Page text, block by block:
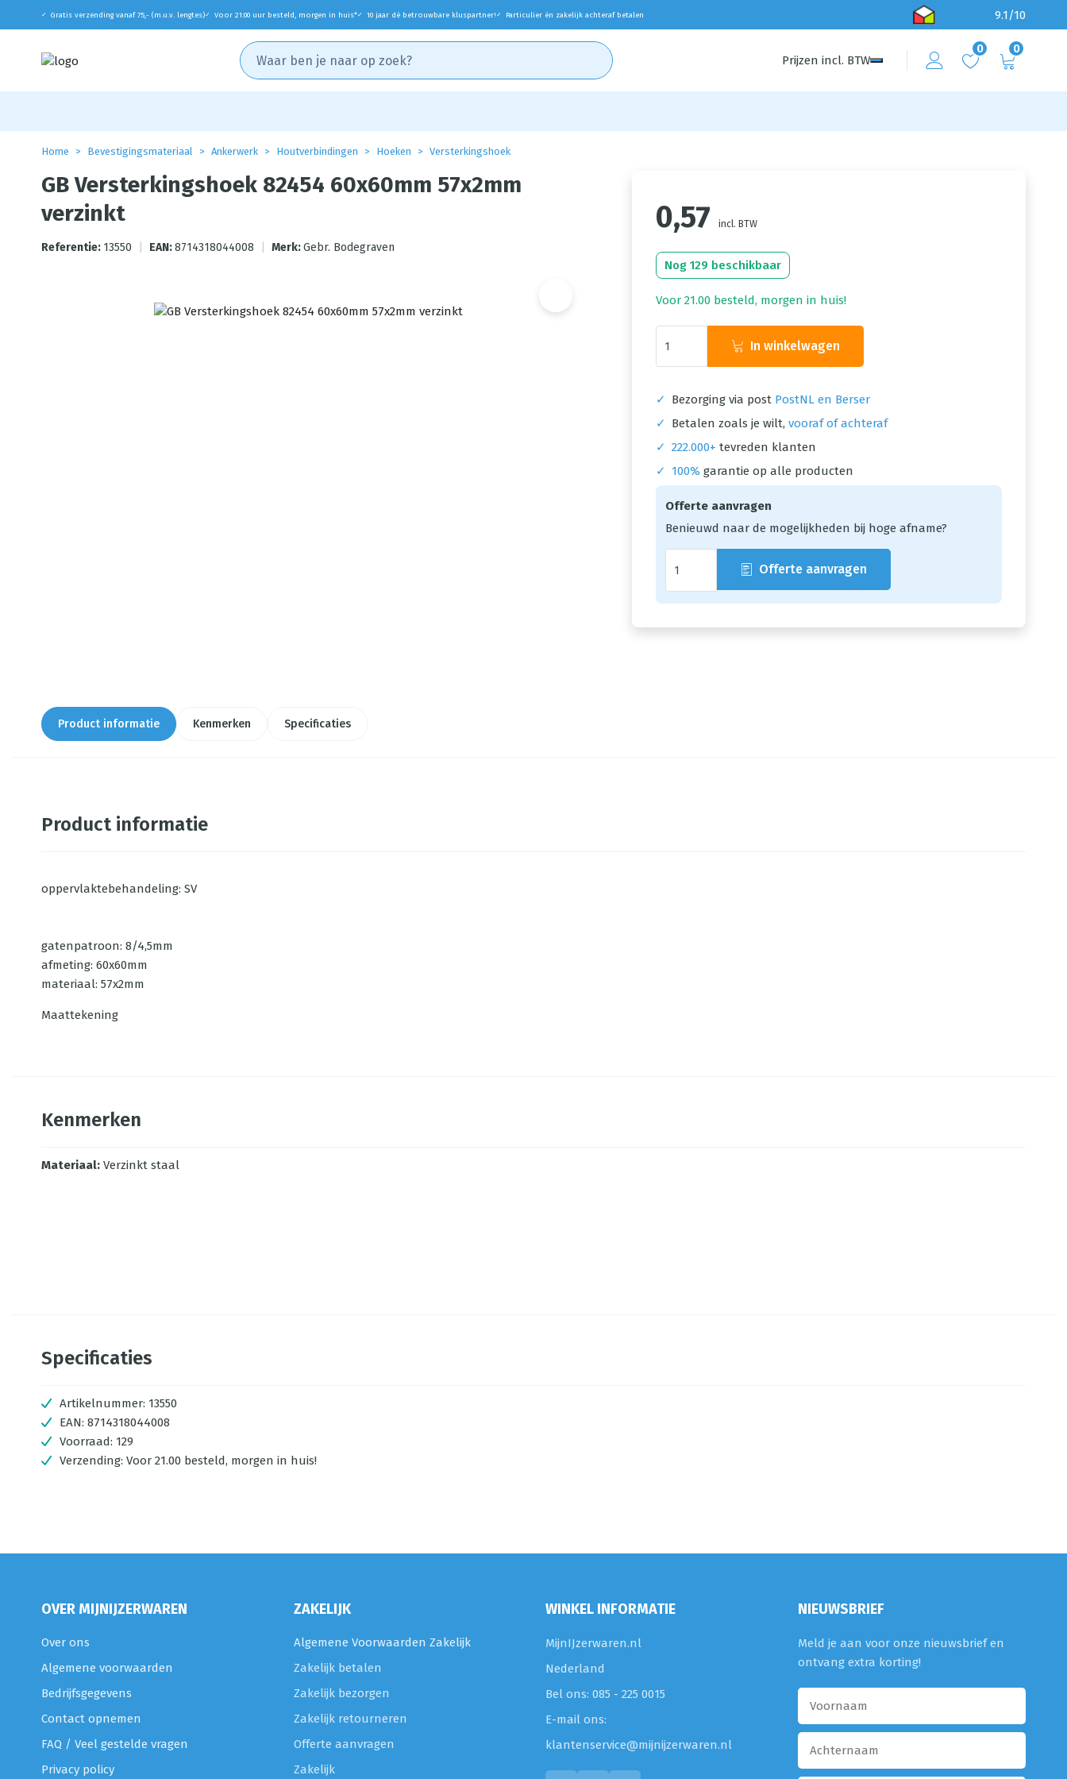
✓ Gratis verzending vanaf 75,- (m.u.v. lengtes)✓ Voor 21:00 uur besteld, morgen in huis*✓ 10 jaar dé betrouwbare kluspartner! ✓ Particulier én zakelijk achteraf betalen 9.1/10
Prijzen incl. BTW
0 0
Home Bevestigingsmateriaal Ankerwerk Houtverbindingen Hoeken Versterkingshoek
GB Versterkingshoek 82454 60x60mm 57x2mm
verzinkt
Referentie: 13550 EAN:8714318044008 Merk:Gebr. Bodegraven
0,57 incl. BTW
Nog 129 beschikbaar
Voor 21.00 besteld, morgen in huis!
In winkelwagen
✓ Bezorging via post PostNL en Berser
✓
Betalen zoals je wilt, vooraf of achteraf
✓ 222.000+ tevreden klanten
✓
100% garantie op alle producten
Offerte aanvragen
Benieuwd naar de mogelijkheden bij hoge afname?
Offerte aanvragen
Product informatie Kenmerken Specificaties
Product informatie
oppervlaktebehandeling: SV
gatenpatroon: 8/4,5mm
afmeting: 60x60mm
materiaal: 57x2mm
Maattekening
Kenmerken
Materiaal: Verzinkt staal
Specificaties
Artikelnummer: 13550
EAN: 8714318044008
Voorraad: 129
Verzending: Voor 21.00 besteld, morgen in huis!
OVER MIJNIJZERWAREN
Over ons
Algemene voorwaarden
Bedrijfsgegevens
Contact opnemen
FAQ / Veel gestelde vragen
Privacy policy
ZAKELIJK
Algemene Voorwaarden Zakelijk
Zakelijk betalen
Zakelijk bezorgen
Zakelijk retourneren
Offerte aanvragen
Zakelijk
WINKEL INFORMATIE
MijnIJzerwaren.nl
Nederland
Bel ons: 085 - 225 0015
E-mail ons:
klantenservice@mijnijzerwaren.nl
NIEUWSBRIEF
Meld je aan voor onze nieuwsbrief en
ontvang extra korting!